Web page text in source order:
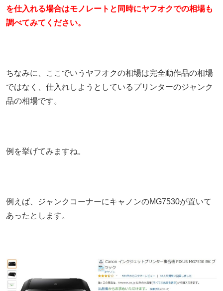
を仕入れる場合はモノレートと同時にヤフオクでの相場も
調べてみてください。
ちなみに、ここでいうヤフオクの相場は完全動作品の相場
ではなく、仕入れしようとしているプリンターのジャンク
品の相場です。
例を挙げてみますね。
例えば、ジャンクコーナーにキャノンのMG7530が置いて
あったとします。